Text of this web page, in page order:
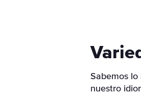
Sabemos
nuestro